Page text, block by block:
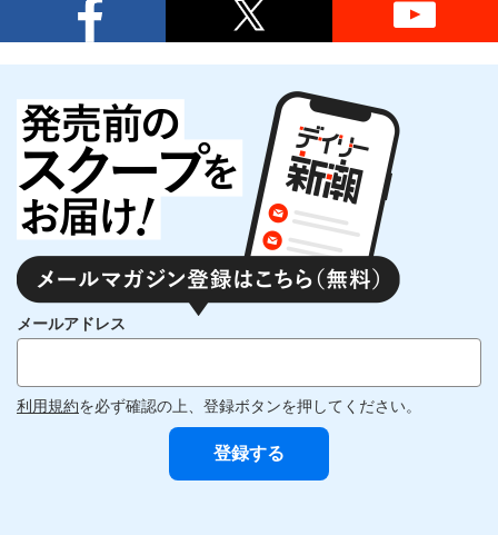
メールアドレス
利用規約を必ず確認の上、登録ボタンを押してください。